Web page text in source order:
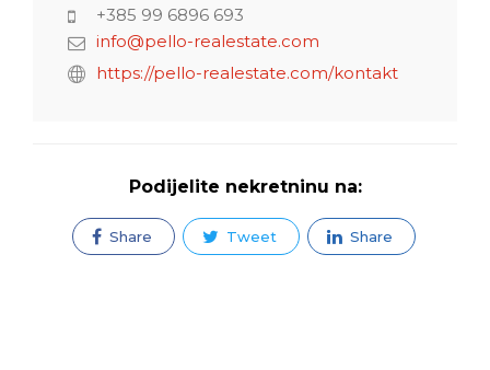
+385 99 6896 693
info@pello-realestate.com
https://pello-realestate.com/kontakt
Podijelite nekretninu na:
Share Tweet Share